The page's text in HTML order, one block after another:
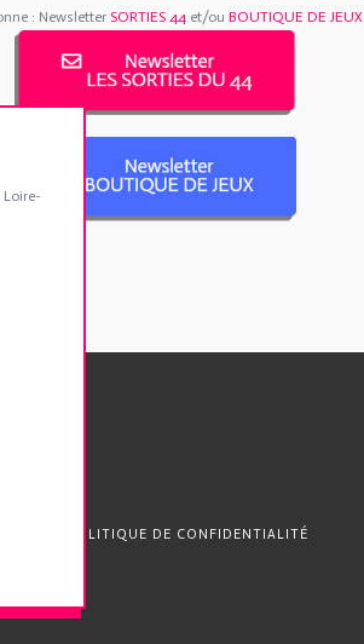
: Newsletter SORTIES 44et/ou BOUTIQUE DE JEUX
POLITIQUE DE CONFIDENTIALITÉ